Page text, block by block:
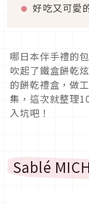
好吃又可愛
哪日本伴手禮的
吹起了鐵盒餅乾
的餅乾禮盒，做
集，這次就整理
入坑吧！
Sablé